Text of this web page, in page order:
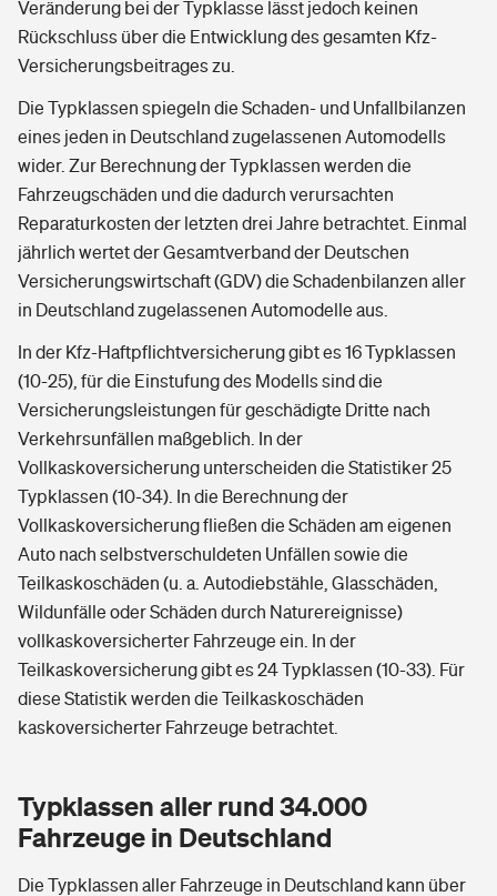
Veränderung bei der Typklasse lässt jedoch keinen
Rückschluss über die Entwicklung des gesamten Kfz-
Versicherungsbeitrages zu.
Die Typklassen spiegeln die Schaden- und Unfallbilanzen
eines jeden in Deutschland zugelassenen Automodells
wider. Zur Berechnung der Typklassen werden die
Fahrzeugschäden und die dadurch verursachten
Reparaturkosten der letzten drei Jahre betrachtet. Einmal
jährlich wertet der Gesamtverband der Deutschen
Versicherungswirtschaft (GDV) die Schadenbilanzen aller
in Deutschland zugelassenen Automodelle aus.
In der Kfz-Haftpflichtversicherung gibt es 16 Typklassen
(10-25), für die Einstufung des Modells sind die
Versicherungsleistungen für geschädigte Dritte nach
Verkehrsunfällen maßgeblich. In der
Vollkaskoversicherung unterscheiden die Statistiker 25
Typklassen (10-34). In die Berechnung der
Vollkaskoversicherung fließen die Schäden am eigenen
Auto nach selbstverschuldeten Unfällen sowie die
Teilkaskoschäden (u. a. Autodiebstähle, Glasschäden,
Wildunfälle oder Schäden durch Naturereignisse)
vollkaskoversicherter Fahrzeuge ein. In der
Teilkaskoversicherung gibt es 24 Typklassen (10-33). Für
diese Statistik werden die Teilkaskoschäden
kaskoversicherter Fahrzeuge betrachtet.
Typklassen aller rund 34.000
Fahrzeuge in Deutschland
Die Typklassen aller Fahrzeuge in Deutschland kann über